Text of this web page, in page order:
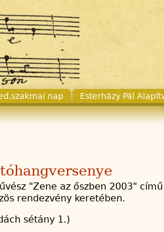
nap Esterházy Pál
"Zene az őszben 2003" című
rendezvény keretében.
sétány 1.)